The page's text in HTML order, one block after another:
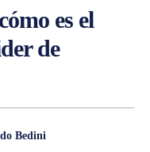
es el
de
Bedini